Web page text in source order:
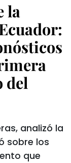
la
del
analizó la
sobre los
que